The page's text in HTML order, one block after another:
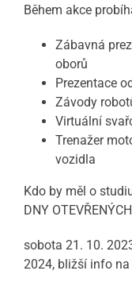
Během akce
Zábavná
oborů
Prezentace
Závody
Virtuální
Trenažer
vozidla
Kdo by měl o
DNY
sobota 21. 10.
2024, bližší info